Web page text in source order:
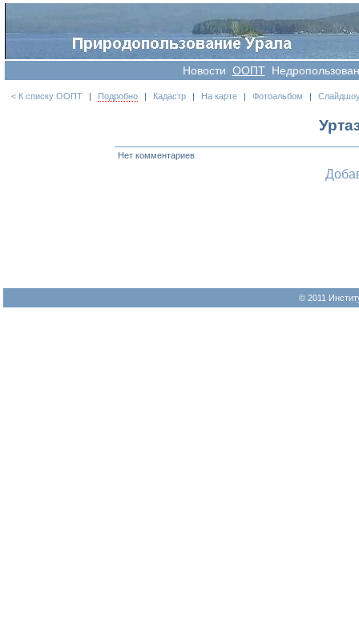
Новости OOПT
< К списку ООПТ | Подробно | Кадастр | На карте | Фотоальбом |
Нет комментариев
© 2011